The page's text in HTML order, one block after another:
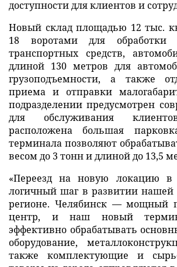
доступности для клиентов и
Новый склад площадью 12 тыс.
18 воротами для обработки
транспортных средств,
длиной 130 метров для
грузоподъемности, а также
приема и отправки
подразделении предусмотрен
для обслуживания
расположена большая
терминала позволяют
весом до 3 тонн и длиной до 13,5
«Переезд на новую локацию
логичный шаг в развитии нашей
регионе. Челябинск — мощный
центр, и наш новый
эффективно обрабатывать
оборудование,
также комплектующие и